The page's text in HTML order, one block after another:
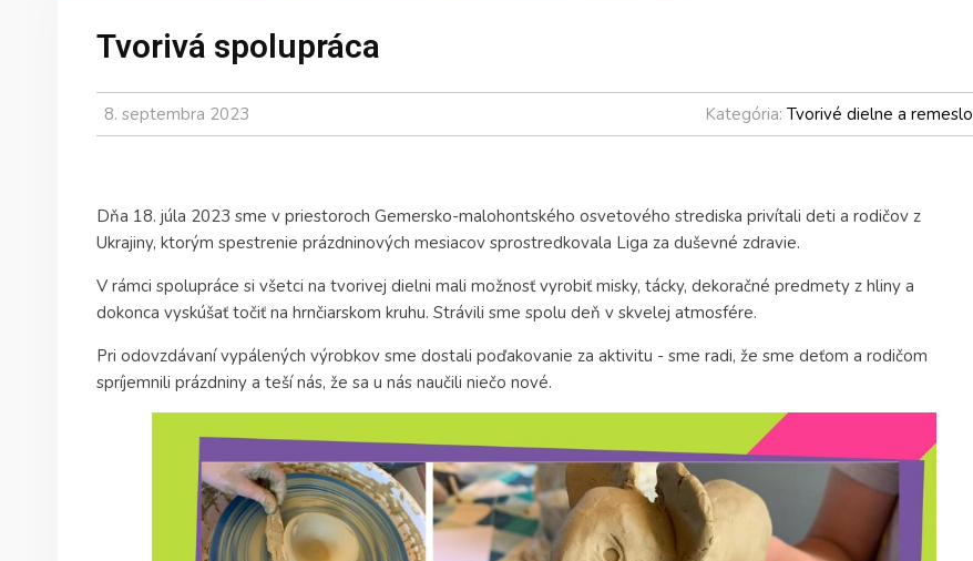
Tvorivá spolupráca
8. septembra 2023 Kategória: Tvorivé dielne a remeslo
Dňa 18. júla 2023 sme v priestoroch Gemersko-malohontského osvetového strediska privítali deti a rodičov z
Ukrajiny, ktorým spestrenie prázdninových mesiacov sprostredkovala Liga za duševné zdravie.
V rámci spolupráce si všetci na tvorivej dielni mali možnosť vyrobiť misky, tácky, dekoračné predmety z hliny a
dokonca vyskúšať točiť na hrnčiarskom kruhu. Strávili sme spolu deň v skvelej atmosfére.
Pri odovzdávaní vypálených výrobkov sme dostali poďakovanie za aktivitu - sme radi, že sme deťom a rodičom
spríjemnili prázdniny a teší nás, že sa u nás naučili niečo nové.